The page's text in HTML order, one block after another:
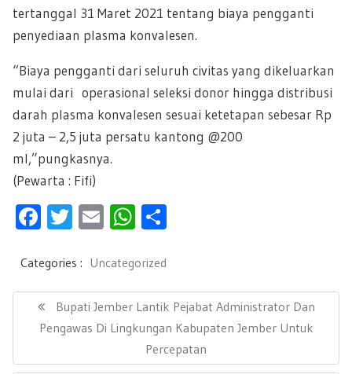
tertanggal 31 Maret 2021 tentang biaya pengganti
penyediaan plasma konvalesen.
“Biaya pengganti dari seluruh civitas yang dikeluarkan
mulai dari operasional seleksi donor hingga distribusi
darah plasma konvalesen sesuai ketetapan sebesar Rp
2 juta – 2,5 juta persatu kantong @200
ml,”pungkasnya.
(Pewarta : Fifi)
F
e
b
oo
k
T
tt
er
E
ail
W
at
s
A
p
p
e
Categories : Uncategorized
a
P
R
V
Bupati Jember Lantik Pejabat Administrator Dan
Pengawas Di Lingkungan Kabupaten Jember Untuk
Percepatan